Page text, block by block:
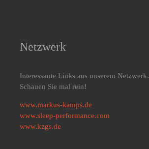
Netzwerk
Interessante Links aus unserem Netzwerk.
Schauen Sie mal rein!
www.markus-kamps.de
www.sleep-performance.com
www.kzgs.de